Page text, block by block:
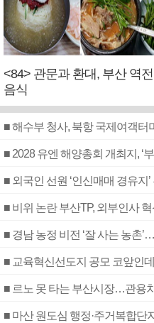
<84> 관문과 환대, 부산 역전
음식
■ 해수부 청사, 북항 국제여객터
■ 2028 유엔 해양총회 개최지, ‘
■ 외국인 선원 ‘인신매매 경유
■ 비위 논란 부산TP, 외부인사 혁
■ 경남 농정 비전 ‘잘 사는 농촌
■ 교육혁신선도지 공모 코앞인
■ 르노 못 타는 부산시장…관용
■ 마산 원도심 행정·주거복합단